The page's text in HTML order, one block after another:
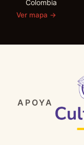
Colombia
Ver mapa →
APOYA